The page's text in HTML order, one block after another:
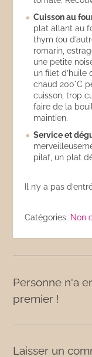
Cuisson au
plat allant au
thym (ou
romarin,
une petite
un filet d’huile
chaud 200°C
cuisson, trop
faire de la
maintien.
Service et
pilaf, un plat
Il n’y a pas
Catégories: Non
Personne n'a
premier !
Laisser un